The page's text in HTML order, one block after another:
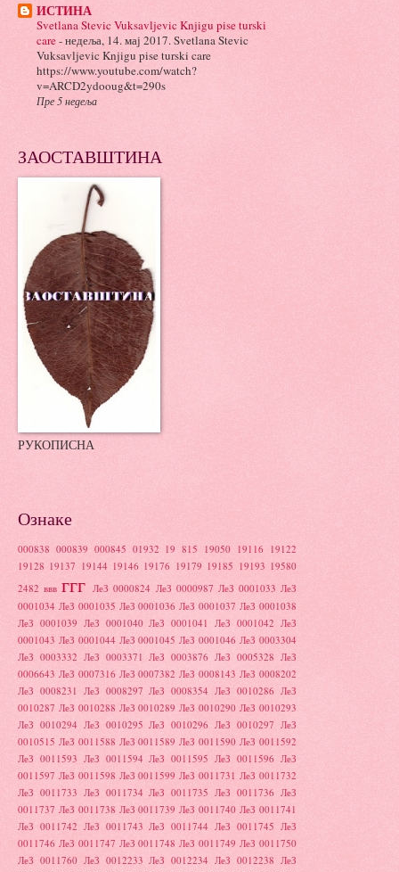
ИСТИНА
Svetlana Stevic Vuksavljevic Knjigu pise turski
care-недеља, 14. мај 2017. Svetlana Stevic
Vuksavljevic Knjigu pise turski care
https://www.youtube.com/watch?
v=ARCD2ydooug&t=290s
Пре 5 недеља
ЗАОСТАВШТИНА
РУКОПИСНА
Ознаке
000838 000839 000845 01932 19 815 19050 19116
19122
19128 19137 19144 19146 19176 19179 19185 19193 19580
2482 ввв ггг ЛеЗ 0000824 ЛеЗ 0000987 ЛеЗ 0001033 ЛеЗ
0001034 ЛеЗ 0001035 ЛеЗ 0001036 ЛеЗ 0001037 ЛеЗ 0001038
ЛеЗ 0001039 ЛеЗ 0001040 ЛеЗ 0001041 ЛеЗ 0001042 ЛеЗ
0001043 ЛеЗ 0001044 ЛеЗ 0001045 ЛеЗ 0001046 ЛеЗ 0003304
ЛеЗ 0003332 ЛеЗ 0003371 ЛеЗ 0003876 ЛеЗ 0005328 ЛеЗ
0006643 ЛеЗ 0007316 ЛеЗ 0007382 ЛеЗ 0008143 ЛеЗ 0008202
ЛеЗ 0008231 ЛеЗ 0008297 ЛеЗ 0008354 ЛеЗ 0010286 ЛеЗ
0010287 ЛеЗ 0010288 ЛеЗ 0010289 ЛеЗ 0010290 ЛеЗ 0010293
ЛеЗ 0010294 ЛеЗ 0010295 ЛеЗ 0010296 ЛеЗ 0010297 ЛеЗ
0010515 ЛеЗ 0011588 ЛеЗ 0011589 ЛеЗ 0011590 ЛеЗ 0011592
ЛеЗ 0011593 ЛеЗ 0011594 ЛеЗ 0011595 ЛеЗ 0011596 ЛеЗ
0011597 ЛеЗ 0011598 ЛеЗ 0011599 ЛеЗ 0011731 ЛеЗ 0011732
ЛеЗ 0011733 ЛеЗ 0011734 ЛеЗ 0011735 ЛеЗ 0011736 ЛеЗ
0011737 ЛеЗ 0011738 ЛеЗ 0011739 ЛеЗ 0011740 ЛеЗ 0011741
ЛеЗ 0011742 ЛеЗ 0011743 ЛеЗ 0011744 ЛеЗ 0011745 ЛеЗ
0011746 ЛеЗ 0011747 ЛеЗ 0011748 ЛеЗ 0011749 ЛеЗ 0011750
ЛеЗ 0011760 ЛеЗ 0012233 ЛеЗ 0012234 ЛеЗ 0012238 ЛеЗ